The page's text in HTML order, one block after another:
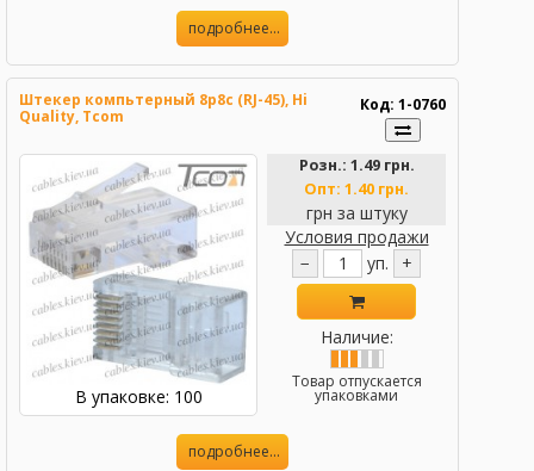
подробнее...
Штекер компьтерный 8р8с (RJ-45), Hi
Quality, Tcom
Код: 1-0760
В упаковке: 100
Розн.: 1.49 грн.
Опт: 1.40 грн.
грн за штуку
Условия продажи
−
уп. +
Наличие:
Товар отпускается
упаковками
подробнее...